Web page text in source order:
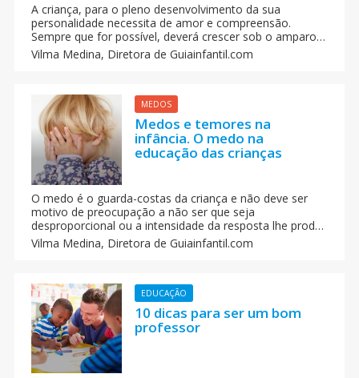
A criança, para o pleno desenvolvimento da sua
personalidade necessita de amor e compreensão.
Sempre que for possível, deverá crescer sob o amparo e
responsabilidade dos seus pais e, em todo o caso, em
um ambiente de afeto e de segurança moral e material.
Vilma Medina, Diretora de Guiainfantil.com
MEDOS
Medos e temores na
infância. O medo na
educação das crianças
O medo é o guarda-costas da criança e não deve ser
motivo de preocupação a não ser que seja
desproporcional ou a intensidade da resposta lhe produz
um mal estar físico ou emocional. Como os pais podem
educar as crianças para que o medo seja um
Vilma Medina, Diretora de Guiainfantil.com
EDUCAÇÃO
10 dicas para ser um bom
professor